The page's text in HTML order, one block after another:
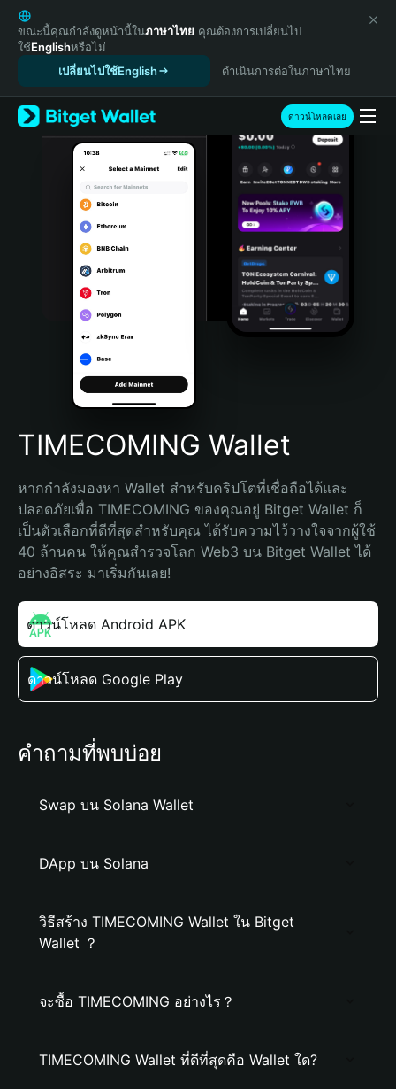
English
日本語
Tiếng Việt
Español (Latinoamérica)
Türkçe
Italiano
Português (Portugal)
Bahasa Indonesia
Português (Brasil)
Español (Argentina)
ขณะนี้คุณกำลังดูหน้านี้ในภาษาไทย คุณต้องการเปลี่ยนไป
ใช้Englishหรือไม่
เปลี่ยนไปใช้English
ดำเนินการต่อในภาษาไทย
ดาวน์โหลดเลย
TIMECOMING Wallet
หากกำลังมองหา Wallet สำหรับคริปโตที่เชื่อถือได้และ
ปลอดภัยเพื่อ TIMECOMING ของคุณอยู่ Bitget Wallet ก็
เป็นตัวเลือกที่ดีที่สุดสำหรับคุณ ได้รับความไว้วางใจจากผู้ใช้
40 ล้านคน ให้คุณสำรวจโลก Web3 บน Bitget Wallet ได้
อย่างอิสระ มาเริ่มกันเลย!
ดาวน์โหลด Android APK
ดาวน์โหลด Google Play
คำถามที่พบบ่อย
Swap บน Solana Wallet
DApp บน Solana
วิธีสร้าง TIMECOMING Wallet ใน Bitget
Wallet ？
จะซื้อ TIMECOMING อย่างไร？
TIMECOMING Wallet ที่ดีที่สุดคือ Wallet ใด?